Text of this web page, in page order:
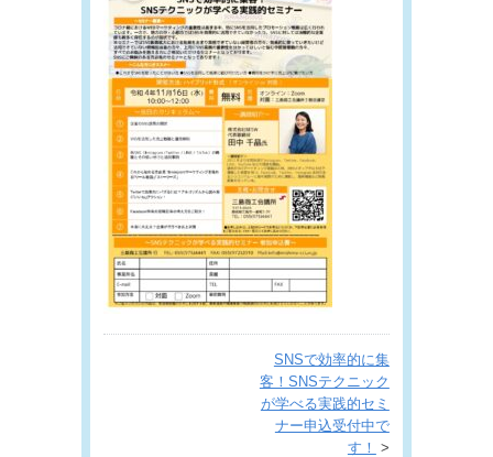
SNSで効率的に集
客！SNSテクニック
が学べる実践的セミ
ナー申込受付中で
す！
>